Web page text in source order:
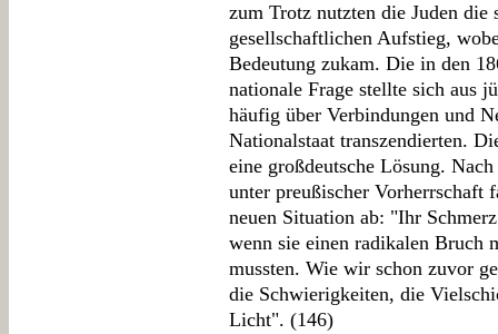
zum Trotz nutzten die Juden die
gesellschaftlichen Aufstieg,
Bedeutung zukam. Die in den
nationale Frage stellte sich aus
häufig über Verbindungen und
Nationalstaat transzendierten.
eine großdeutsche Lösung.
unter preußischer Vorherrschaft
neuen Situation ab: "Ihr
wenn sie einen radikalen Bruch
mussten. Wie wir schon zuvor
die Schwierigkeiten, die
Licht". (146)